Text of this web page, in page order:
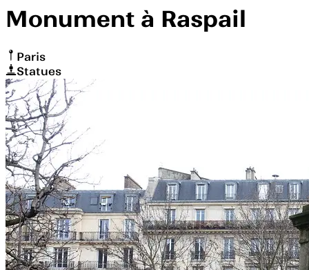
Monument à Raspail
Paris
Statues